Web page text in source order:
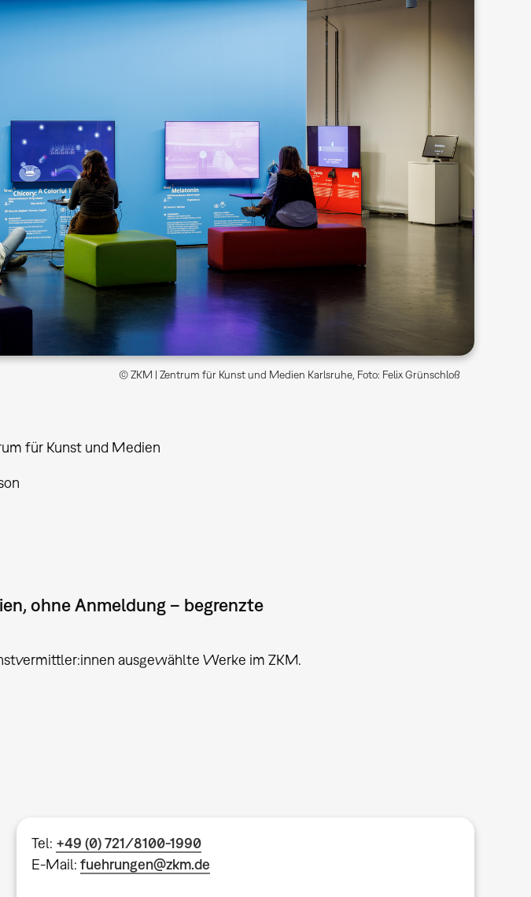
© ZKM | Zentrum für Kunst und Medien Karlsruhe, Foto: Felix Grünschloß
für Kunst und Medien
ohne Anmeldung – begrenzte
ausgewählte Werke im ZKM.
Tel: +49 (0) 721/8100-1990
E-Mail: fuehrungen@zkm.de